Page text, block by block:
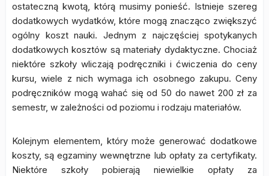
ostateczną kwotą, którą musimy ponieść. Istnieje szereg
dodatkowych wydatków, które mogą znacząco zwiększyć
ogólny koszt nauki. Jednym z najczęściej spotykanych
dodatkowych kosztów są materiały dydaktyczne. Chociaż
niektóre szkoły wliczają podręczniki i ćwiczenia do ceny
kursu, wiele z nich wymaga ich osobnego zakupu. Ceny
podręczników mogą wahać się od 50 do nawet 200 zł za
semestr, w zależności od poziomu i rodzaju materiałów.
Kolejnym elementem, który może generować dodatkowe
koszty, są egzaminy wewnętrzne lub opłaty za certyfikaty.
Niektóre szkoły pobierają niewielkie opłaty za